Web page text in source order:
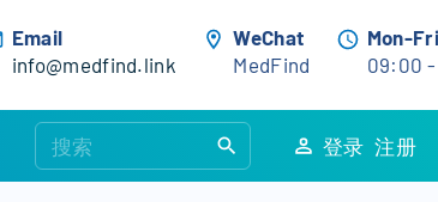
Email
info@medfind.link
WeChat
MedFind
Mon-Fri
09:00 -
e
登录 注册